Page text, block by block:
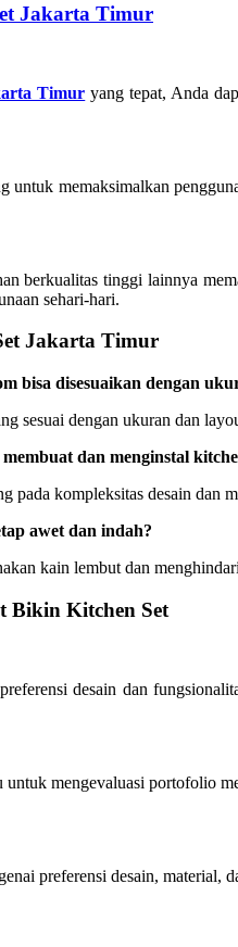
Jakarta Timur
Timur yang tepat, Anda
untuk memaksimalkan
berkualitas tinggi lainnya
sehari-hari.
Jakarta Timur
bisa disesuaikan dengan
sesuai dengan ukuran dan
dan menginstal
pada kompleksitas desain
awet dan indah?
kain lembut dan
Bikin Kitchen Set
desain dan
mengevaluasi portofolio
preferensi desain,